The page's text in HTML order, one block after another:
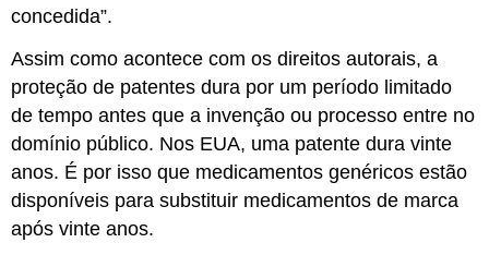
concedida”.
Assim como acontece com os direitos autorais, a
proteção de patentes dura por um período limitado
de tempo antes que a invenção ou processo entre no
domínio público. Nos EUA, uma patente dura vinte
anos. É por isso que medicamentos genéricos estão
disponíveis para substituir medicamentos de marca
após vinte anos.